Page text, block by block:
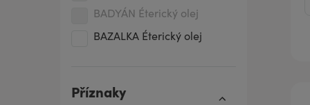
BADYÁN Éterický olej
BAZALKA Éterický olej
Příznaky